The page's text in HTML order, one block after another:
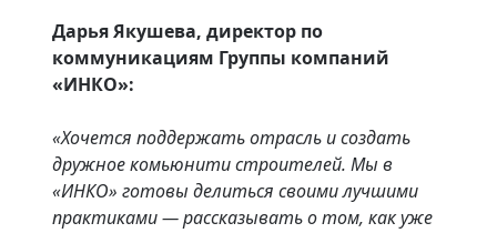
Дарья Якушева, директор по
коммуникациям Группы компаний
«ИНКО»:
«Хочется поддержать отрасль и создать
дружное комьюнити строителей. Мы в
«ИНКО» готовы делиться своими лучшими
практиками — рассказывать о том, как уже